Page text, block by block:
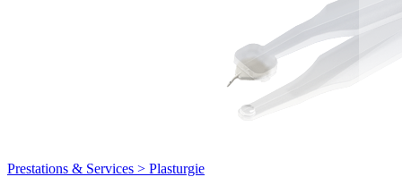
Prestations & Services > Plasturgie